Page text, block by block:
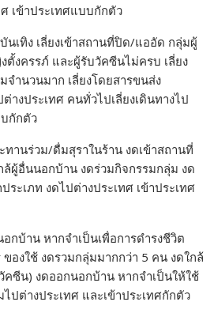
เข้าประเทศแบบกักตัว
นเทิง เลี่ยงเข้าสถานที่ปิด/แออัด กลุ่มผู้
ตั้งครรภ์ และผู้รับวัคซีนไม่ครบ เลี่ยง
จำนวนมาก เลี่ยงโดยสารขนส่ง
างประเทศ คนทั่วไปเลี่ยงเดินทางไป
กักตัว
านร่วม/ดื่มสุราในร้าน งดเข้าสถานที่
กล้ผู้อื่นนอกบ้าน งดร่วมกิจกรรมกลุ่ม งด
ะเภท งดไปต่างประเทศ เข้าประเทศ
กบ้าน หากจำเป็นเพื่อการดำรงชีวิต
องใช้ งดรวมกลุ่มมากกว่า 5 คน งดใกล้
ซีน) งดออกนอกบ้าน หากจำเป็นให้ใช้
ปต่างประเทศ และเข้าประเทศกักตัว